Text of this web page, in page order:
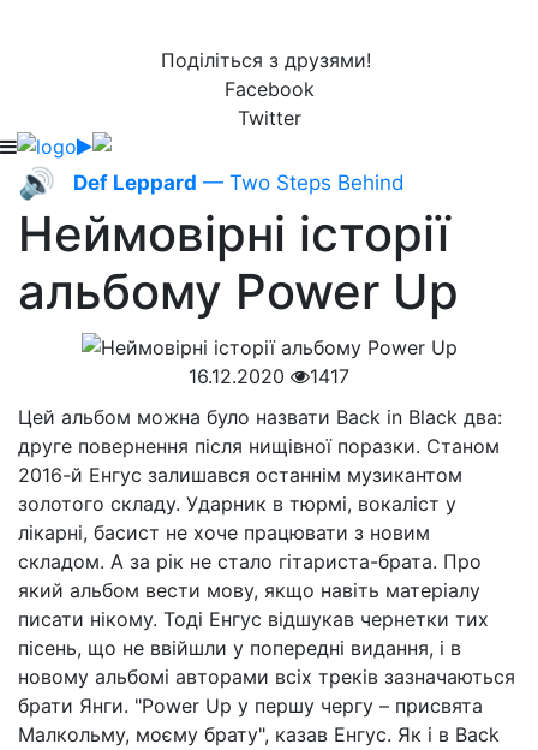
Поділіться з друзями!
Facebook
Twitter
🔊 Def Leppard — Two Steps Behind
Неймовірні історії
альбому Power Up
16.12.2020
1417
Цей альбом можна було назвати Back in Black два:
друге повернення після нищівної поразки. Станом
2016-й Енгус залишався останнім музикантом
золотого складу. Ударник в тюрмі, вокаліст у
лікарні, басист не хоче працювати з новим
складом. А за рік не стало гітариста-брата. Про
який альбом вести мову, якщо навіть матеріалу
писати нікому. Тоді Енгус відшукав чернетки тих
пісень, що не ввійшли у попередні видання, і в
новому альбомі авторами всіх треків зазначаються
брати Янги. "Power Up у першу чергу – присвята
Малкольму, моєму брату", казав Енгус. Як і в Back